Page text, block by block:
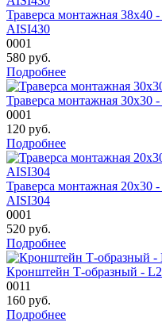
Траверса монтажная 38х40
AISI430
0001
580 руб.
Подробнее
Траверса монтажная 30х30
0001
120 руб.
Подробнее
Траверса монтажная 20х30
AISI304
0001
520 руб.
Подробнее
Кронштейн Т-образный -
0011
160 руб.
Подробнее